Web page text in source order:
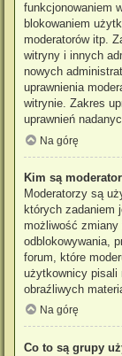
funkcjonowaniem
blokowaniem
moderatorów itp.
witryny i innych
nowych
uprawnienia
witrynie. Zakres
uprawnień
Na górę
Kim są
Moderatorzy są
których zadaniem
możliwość zmiany
odblokowywania,
forum, które
użytkownicy pisali
obraźliwych
Na górę
Co to są grupy